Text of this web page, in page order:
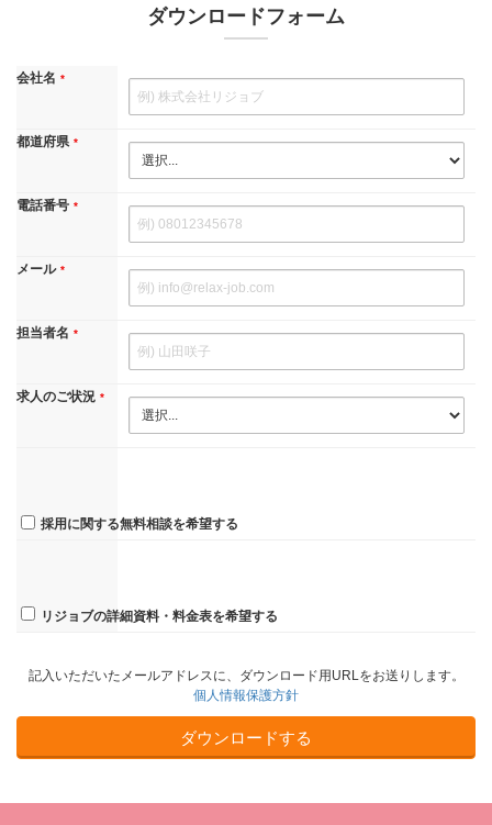
ダウンロードフォーム
会社名
都道府県
電話番号
メール
担当者名
求人のご状況
採用に関する無料相談を希望する
リジョブの詳細資料・料金表を希望する
記入いただいたメールアドレスに、ダウンロード用URLをお送りします。
個人情報保護方針
ダウンロードする